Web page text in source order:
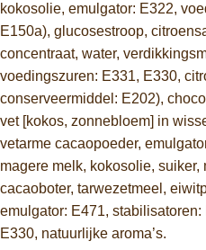
kokosolie, emulgator: E322,
E150a), glucosestroop,
concentraat, water,
voedingszuren: E331, E330,
conserveermiddel: E202),
vet [kokos, zonnebloem] in
vetarme cacaopoeder,
magere melk, kokosolie, suiker,
cacaoboter, tarwezetmeel,
emulgator: E471,
E330, natuurlijke aroma’s.